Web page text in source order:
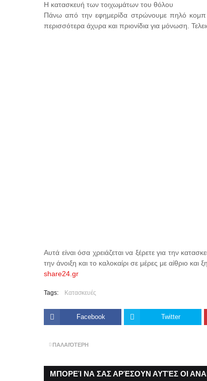
Η κατασκευή των τοιχωμάτων του θόλου
Πάνω από την εφημερίδα στρώνουμε πηλό
περισσότερα άχυρα και πριονίδια για μόνωση.
Αυτά είναι όσα χρειάζεται να ξέρετε για την
την άνοιξη και το καλοκαίρι σε μέρες με αίθριο και
share24.gr
Tags: Κατασκευές
Facebook Twitter
ΠΑΛΑΙΌΤΕΡΗ
ΜΠΟΡΕΊ ΝΑ ΣΑΣ ΑΡΈΣΟΥΝ ΑΥΤΈΣ ΟΙ